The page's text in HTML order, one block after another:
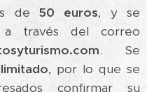
de 50 euros, y se
a través del correo
. Se
, por lo que se
confirmar su